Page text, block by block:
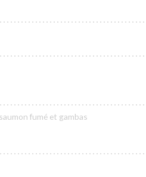
fumé et gambas